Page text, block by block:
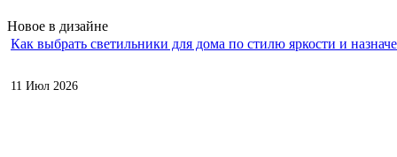
Новое в дизайне
Как выбрать светильники для дома по стилю яркости и
11 Июл 2026